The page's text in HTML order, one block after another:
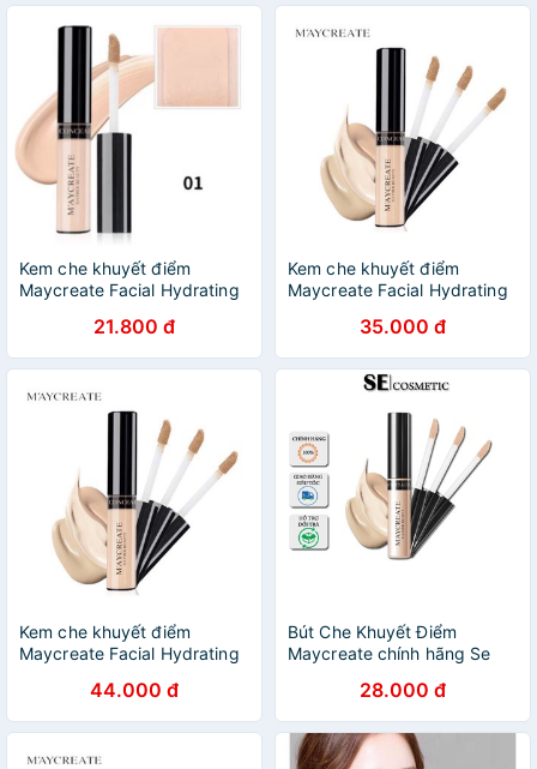
Kem che khuyết điểm
Maycreate Facial Hydrating
21.800 đ
Kem che khuyết điểm
Maycreate Facial Hydrating
35.000 đ
Kem che khuyết điểm
Maycreate Facial Hydrating
44.000 đ
Bút Che Khuyết Điểm
Maycreate chính hãng Se
28.000 đ